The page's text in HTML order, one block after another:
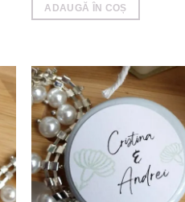
ADAUGĂ ÎN COȘ